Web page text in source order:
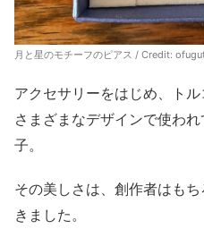
月と星のモチーフのピアス / Credit:
アクセサリーをはじめ、トル
さまざまなデザインで使わ
子。
その美しさは、創作者はも
きました。